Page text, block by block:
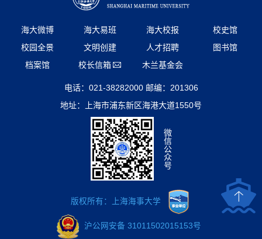
海大微博 海大易班 海大校报
校史馆
校园全景
文明创建 人才招聘
图书馆
档案馆
校长信箱 木兰基金会
电话：021-38282000 邮编：201306
地址：上海市浦东新区海港大道1550号
微
信
公
众
号
版权所有：上海海事大学
沪公网安备 31011502015153号